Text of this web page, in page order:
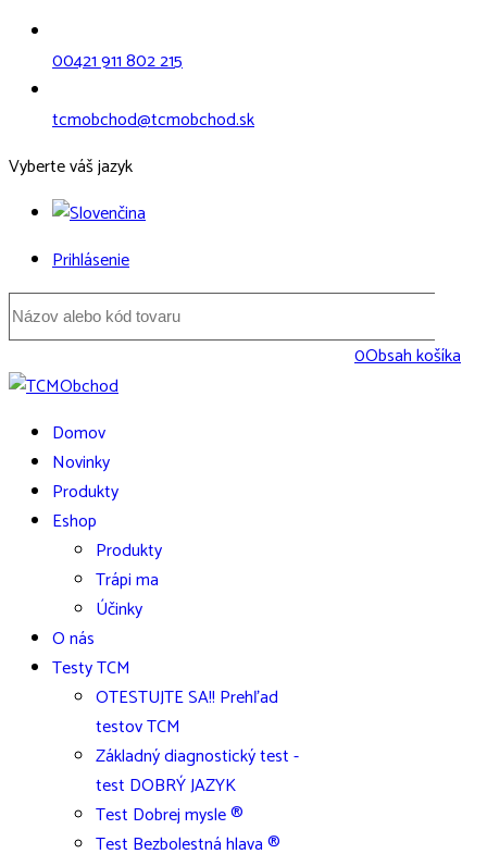
00421 911 802 215
tcmobchod@tcmobchod.sk
Vyberte váš jazyk
Prihlásenie
0Obsah košíka
Domov
Novinky
Produkty
Eshop
Produkty
Trápi ma
Účinky
O nás
Testy TCM
OTESTUJTE SA!! Prehľad
testov TCM
Základný diagnostický test -
test DOBRÝ JAZYK
Test Dobrej mysle ®
Test Bezbolestná hlava ®